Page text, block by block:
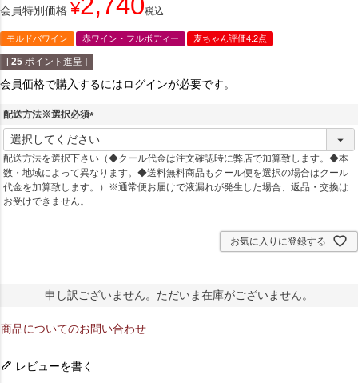
会員特別価格 ¥ 税込
モルドバワイン 赤ワイン・フルボディー 麦ちゃん評価4.2点
[ 25 ポイント進呈 ]
会員価格で購入するにはログインが必要です。
配送方法※選択必須
(
必
須
)
配送方法を選択下さい（◆クール代金は注文確認時に弊店で加算致します。◆本
数・地域によって異なります。◆送料無料商品もクール便を選択の場合はクール
代金を加算致します。）※通常便お届けで液漏れが発生した場合、返品・交換は
お受けできません。
お気に入りに登録する
申し訳ございません。ただいま在庫がございません。
商品についてのお問い合わせ
レビューを書く